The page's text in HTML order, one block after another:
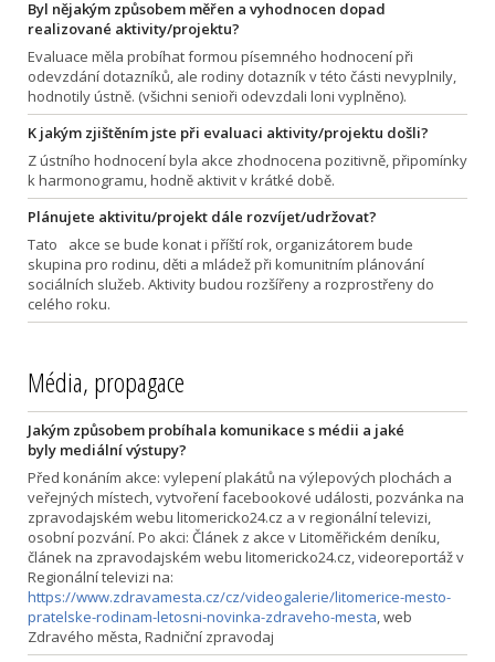
Byl nějakým způsobem měřen a vyhodnocen dopad
realizované aktivity/projektu?
Evaluace měla probíhat formou písemného hodnocení při
odevzdání dotazníků, ale rodiny dotazník v této části nevyplnily,
hodnotily ústně. (všichni senioři odevzdali loni vyplněno).
K jakým zjištěním jste při evaluaci aktivity/projektu došli?
Z ústního hodnocení byla akce zhodnocena pozitivně, připomínky
k harmonogramu, hodně aktivit v krátké době.
Plánujete aktivitu/projekt dále rozvíjet/udržovat?
Tato akce se bude konat i příští rok, organizátorem bude
skupina pro rodinu, děti a mládež při komunitním plánování
sociálních služeb. Aktivity budou rozšířeny a rozprostřeny do
celého roku.
Média, propagace
Jakým způsobem probíhala komunikace s médii a jaké
byly mediální výstupy?
Před konáním akce: vylepení plakátů na výlepových plochách a
veřejných místech, vytvoření facebookové události, pozvánka na
zpravodajském webu litomericko24.cz a v regionální televizi,
osobní pozvání. Po akci: Článek z akce v Litoměřickém deníku,
článek na zpravodajském webu litomericko24.cz, videoreportáž v
Regionální televizi na:
https://www.zdravamesta.cz/cz/videogalerie/litomerice-mesto-
pratelske-rodinam-letosni-novinka-zdraveho-mesta, web
Zdravého města, Radniční zpravodaj